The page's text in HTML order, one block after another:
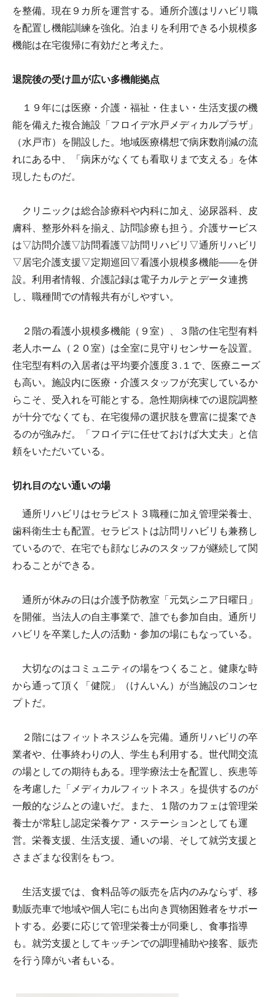
を整備。現在９カ所を運営する。通所介護はリハビリ職
を配置し機能訓練を強化。泊まりを利用できる小規模多
機能は在宅復帰に有効だと考えた。
退院後の受け皿が広い多機能拠点
１９年には医療・介護・福祉・住まい・生活支援の機
能を備えた複合施設「フロイデ水戸メディカルプラザ」
（水戸市）を開設した。地域医療構想で病床数削減の流
れにある中、「病床がなくても看取りまで支える」を体
現したものだ。
クリニックは総合診療科や内科に加え、泌尿器科、皮
膚科、整形外科を揃え、訪問診療も担う。介護サービス
は▽訪問介護▽訪問看護▽訪問リハビリ▽通所リハビリ
▽居宅介護支援▽定期巡回▽看護小規模多機能――を併
設。利用者情報、介護記録は電子カルテとデータ連携
し、職種間での情報共有がしやすい。
２階の看護小規模多機能（９室）、３階の住宅型有料
老人ホーム（２０室）は全室に見守りセンサーを設置。
住宅型有料の入居者は平均要介護度３.１で、医療ニーズ
も高い。施設内に医療・介護スタッフが充実しているか
らこそ、受入れを可能とする。急性期病棟での退院調整
が十分でなくても、在宅復帰の選択肢を豊富に提案でき
るのが強みだ。「フロイデに任せておけば大丈夫」と信
頼をいただいている。
切れ目のない通いの場
通所リハビリはセラピスト３職種に加え管理栄養士、
歯科衛生士も配置。セラピストは訪問リハビリも兼務し
ているので、在宅でも顔なじみのスタッフが継続して関
わることができる。
通所が休みの日は介護予防教室「元気シニア日曜日」
を開催。当法人の自主事業で、誰でも参加自由。通所リ
ハビリを卒業した人の活動・参加の場にもなっている。
大切なのはコミュニティの場をつくること。健康な時
から通って頂く「健院」（けんいん）が当施設のコンセ
プトだ。
２階にはフィットネスジムを完備。通所リハビリの卒
業者や、仕事終わりの人、学生も利用する。世代間交流
の場としての期待もある。理学療法士を配置し、疾患等
を考慮した「メディカルフィットネス」を提供するのが
一般的なジムとの違いだ。また、１階のカフェは管理栄
養士が常駐し認定栄養ケア・ステーションとしても運
営。栄養支援、生活支援、通いの場、そして就労支援と
さまざまな役割をもつ。
生活支援では、食料品等の販売を店内のみならず、移
動販売車で地域や個人宅にも出向き買物困難者をサポー
トする。必要に応じて管理栄養士が同乗し、食事指導
も。就労支援としてキッチンでの調理補助や接客、販売
を行う障がい者もいる。